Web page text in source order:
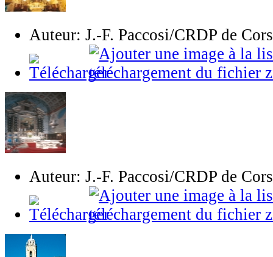
Auteur: J.-F. Paccosi/CRDP de
Auteur: J.-F. Paccosi/CRDP de